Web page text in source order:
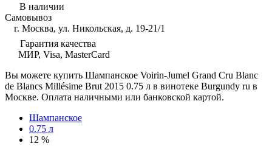
В наличии
Самовывоз
г. Москва, ул. Никольская, д. 19-21/1
Гарантия качества
МИР, Visa, MasterCard
Вы можете купить Шампанское Voirin-Jumel Grand Cru Blanc
de Blancs Millésime Brut 2015 0.75 л в винотеке Burgundy ru в
Москве. Оплата наличными или банковской картой.
Шампанское
0.75 л
12 %